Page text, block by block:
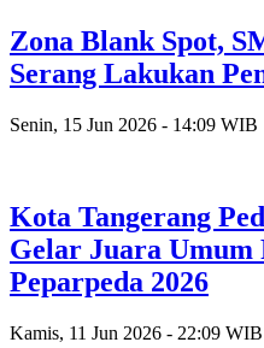
Zona Blank Spot,
Serang Lakukan
Senin, 15 Jun 2026 - 14:09 WIB
Kota Tangerang
Gelar Juara Umum
Peparpeda 2026
Kamis, 11 Jun 2026 - 22:09 WIB